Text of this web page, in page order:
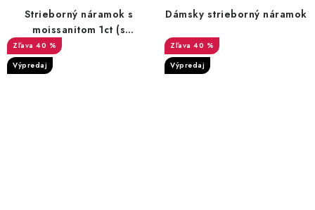
Strieborný náramok s
moissanitom 1ct (s
certifikátom)
40 %
Výpredaj
Dámsky strieborný náramok
40 %
Výpredaj